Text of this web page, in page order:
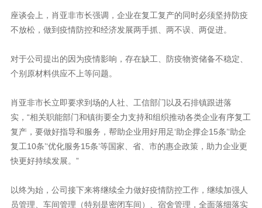
不放松，做到疫情防控和经济发展两手抓、两不误、两促进。
个别原材料供应不上等问题。
快更好持续发展。”